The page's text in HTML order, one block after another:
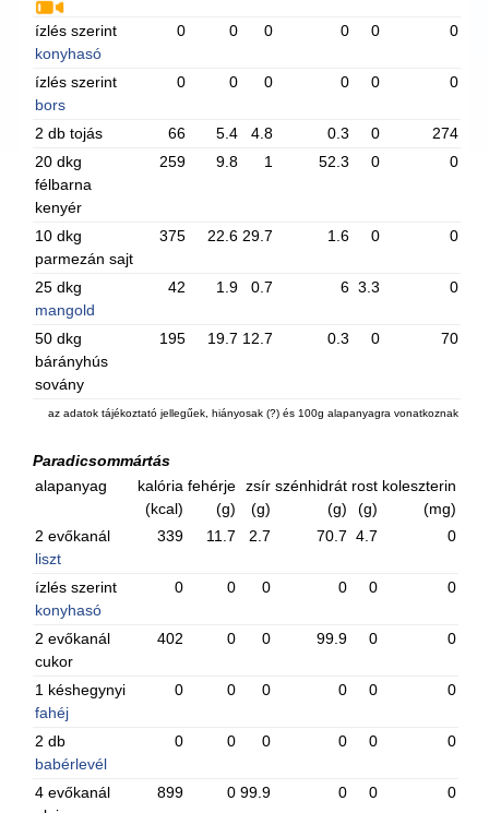
ízlés szerint
konyhasó
0 0 0 0 0 0
ízlés szerint
bors
0 0 0 0 0 0
2 db tojás 66 5.4 4.8 0.3 0
274
20 dkg
félbarna
kenyér
259 9.8 1 52.3 0 0
10 dkg
parmezán sajt
375 22.6 29.7 1.6 0 0
25 dkg
mangold
42 1.9 0.7 6 3.3 0
50 dkg
bárányhús
sovány
195 19.7 12.7 0.3 0 70
az adatok tájékoztató jellegűek, hiányosak (?) és 100g alapanyagra vonatkoznak
Paradicsommártás
alapanyag
kalória
(kcal)
fehérje
(g)
zsír
(g)
szénhidrát
(g)
rost
(g)
koleszterin
(mg)
2 evőkanál
liszt
339 11.7 2.7 70.7 4.7 0
ízlés szerint
konyhasó
0 0 0 0 0 0
2 evőkanál
cukor
402 0 0 99.9 0 0
1 késhegynyi
fahéj
0 0 0 0 0 0
2 db
babérlevél
0 0 0 0 0 0
4 evőkanál
899 0 99.9 0 0 0